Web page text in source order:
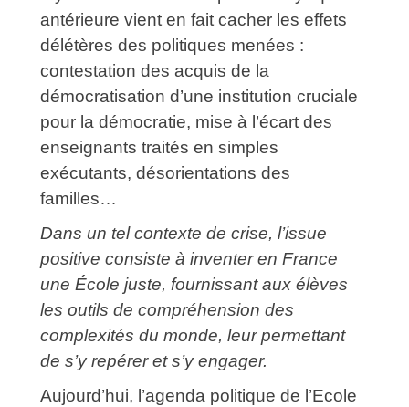
antérieure vient en fait cacher les effets
délétères des politiques menées :
contestation des acquis de la
démocratisation d’une institution cruciale
pour la démocratie, mise à l’écart des
enseignants traités en simples
exécutants, désorientations des
familles…
Dans un tel contexte de crise, l’issue
positive consiste à inventer en France
une École juste, fournissant aux élèves
les outils de compréhension des
complexités du monde, leur permettant
de s’y repérer et s’y engager.
Aujourd’hui, l’agenda politique de l’Ecole